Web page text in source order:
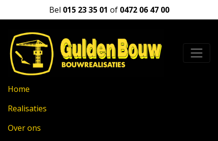
Bel 015 23 35 01 of 0472 06 47 00
Home
Realisaties
Over ons